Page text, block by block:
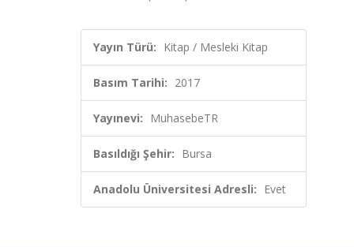
Yayın Türü: Kitap / Mesleki Kitap
Basım Tarihi: 2017
Yayınevi: MuhasebeTR
Basıldığı Şehir: Bursa
Anadolu Üniversitesi Adresli: Evet